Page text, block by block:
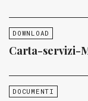
DOWNLOAD
Carta-servizi-
DOCUMENTI